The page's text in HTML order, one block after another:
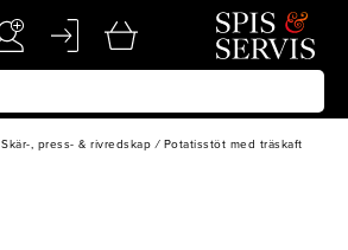
Skär-, press- & rivredskap / Potatisstöt med träskaft